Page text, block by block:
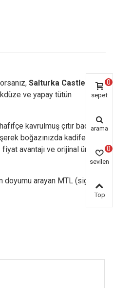
Salturka Castle Long
ve yapay tütün
kavrulmuş çıtır badem
boğazınızda kadifemsi,
avantajı ve orijinal ürün
arayan MTL (sigara
sepet
0
arama
sevilen
0
Top